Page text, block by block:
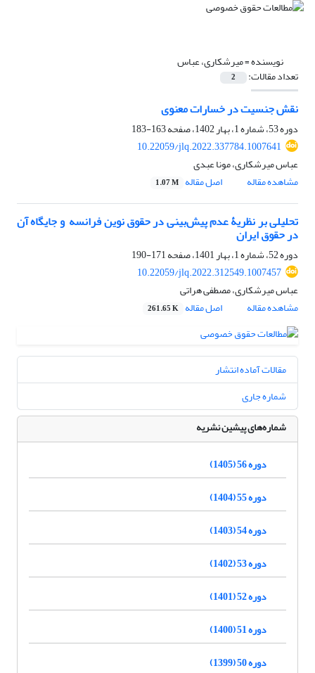
نویسنده =میرشکاری، عباس
تعداد مقالات: 2
نقش جنسیت در خسارات معنوی
دوره 53، شماره 1، بهار 1402، صفحه
163-183
10.22059/jlq.2022.337784.1007641
عباس میرشکاری، مونا عبدی
مشاهده مقاله
اصل مقاله 1.07 M
تحلیلی بر نظریۀ عدم پیش‌بینی در حقوق نوین فرانسه ‏ و جایگاه آن
در حقوق ایران
دوره 52، شماره 1، بهار 1401، صفحه
171-190
10.22059/jlq.2022.312549.1007457
عباس میرشکاری، مصطفی هراتی
مشاهده مقاله
اصل مقاله 261.65 K
مقالات آماده انتشار
شماره جاری
شماره‌های پیشین نشریه
دوره 56 (1405)
دوره 55 (1404)
دوره 54 (1403)
دوره 53 (1402)
دوره 52 (1401)
دوره 51 (1400)
دوره 50 (1399)